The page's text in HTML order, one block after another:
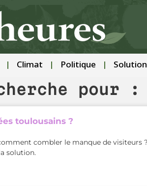
Climat Politique Solution
pour :
toulousains ?
combler le manque de visiteurs
solution.